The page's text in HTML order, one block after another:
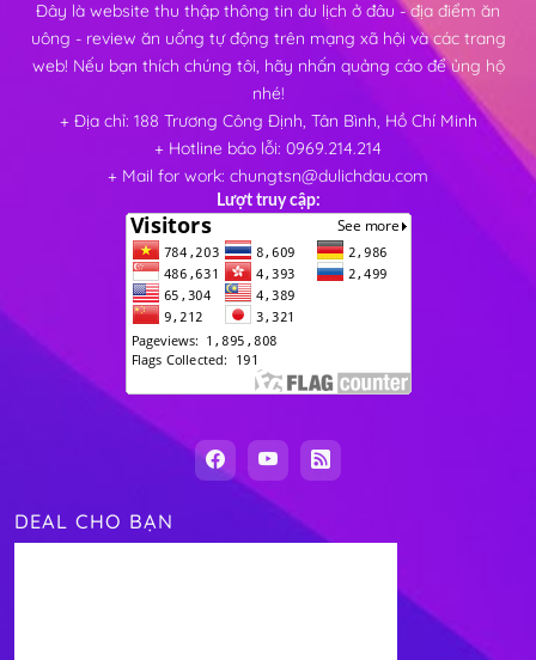
Đây là website thu thập thông tin du lịch ở đâu - địa điểm ăn
uông - review ăn uống tự động trên mạng xã hội và các trang
web! Nếu bạn thích chúng tôi, hãy nhấn quảng cáo để ủng hộ
nhé!
+ Địa chỉ: 188 Trương Công Định, Tân Bình, Hồ Chí Minh
+ Hotline báo lỗi: 0969.214.214
+ Mail for work: chungtsn@dulichdau.com
Lượt truy cập:
DEAL CHO BẠN